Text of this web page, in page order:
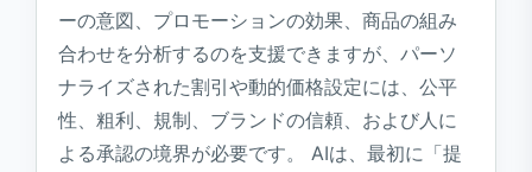
ーの意図、プロモーションの効果、商品の組み
合わせを分析するのを支援できますが、パーソ
ナライズされた割引や動的価格設定には、公平
性、粗利、規制、ブランドの信頼、および人に
よる承認の境界が必要です。 AIは、最初に「提